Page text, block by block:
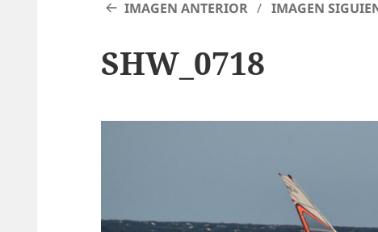
IMAGEN ANTERIOR IMAGEN
SHW_0718